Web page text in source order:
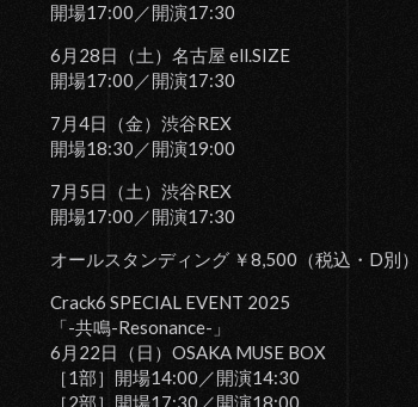
開場17:00／開演17:30
6月28日（土）名古屋 ell.SIZE
開場17:00／開演17:30
7月4日（金）渋谷REX
開場18:30／開演19:00
7月5日（土）渋谷REX
開場17:00／開演17:30
オールスタンディング ￥8,500（税込・D別）
Crack6 SPECIAL EVENT 2025
「-共鳴-Resonance-」
6月22日（日）OSAKA MUSE BOX
［1部］開場14:00／開演14:30